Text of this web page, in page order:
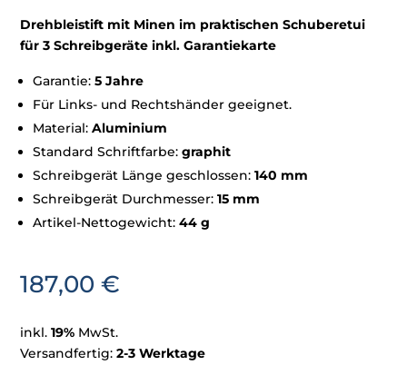
Drehbleistift mit Minen im praktischen Schuberetui
für 3 Schreibgeräte inkl. Garantiekarte
Garantie:5 Jahre
Für Links- und Rechtshänder geeignet.
Material:Aluminium
Standard Schriftfarbe:graphit
Schreibgerät Länge geschlossen:140 mm
Schreibgerät Durchmesser:15 mm
Artikel-Nettogewicht:44 g
187,00€
inkl.19% MwSt.
Versandfertig:2-3 Werktage